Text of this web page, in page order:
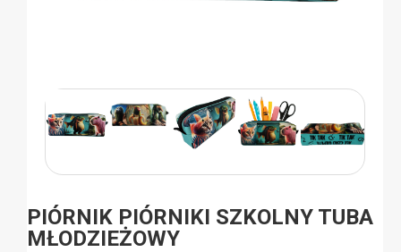
PIÓRNIK PIÓRNIKI SZKOLNY TUBA
MŁODZIEŻOWY